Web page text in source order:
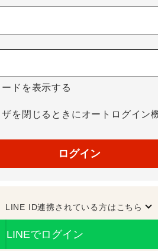
ドを表示する
ザを閉じるときにオートログイン
ログイン
LINE ID連携されている方はこちら
LINEでログイン